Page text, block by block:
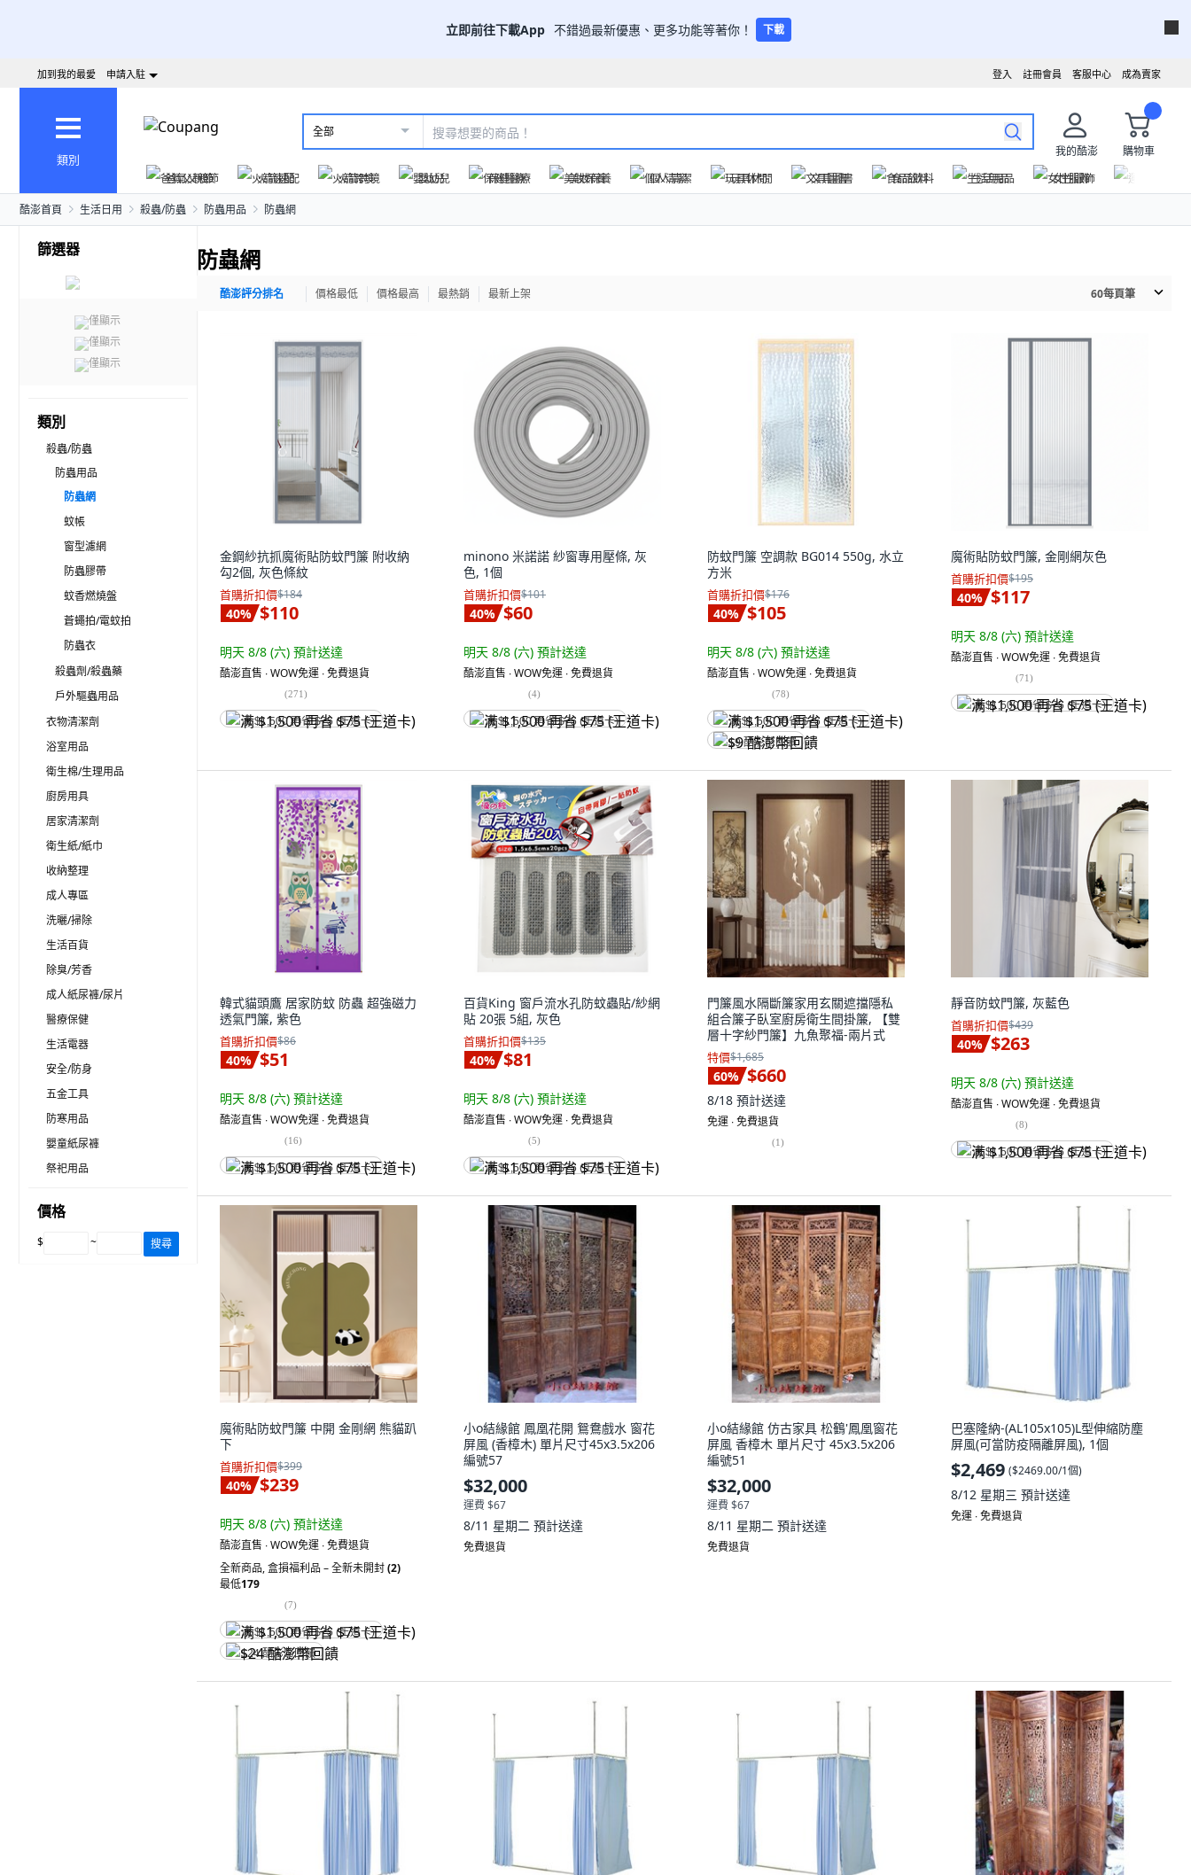
立即前往下載App 不錯過最新優惠、更多功能等著你！ 下載
成為賣家
客服中心
註冊會員
登入
加到我的最愛 申請入駐
類別
全部
我的酷澎
購物車
爸氣父親節
火箭速配 火箭跨境 嬰幼兒 保健醫療 美妝保養 個人清潔 玩具休閒 文具圖書 食品飲料 生活用品 女性服飾
酷澎首頁 生活日用 殺蟲/防蟲 防蟲用品 防蟲網
篩選器
僅顯示
僅顯示
僅顯示
類別
殺蟲/防蟲
防蟲用品
防蟲網
蚊帳
窗型濾網
防蟲膠帶
蚊香燃燒盤
蒼蠅拍/電蚊拍
防蟲衣
殺蟲劑/殺蟲藥
戶外驅蟲用品
衣物清潔劑
浴室用品
衛生棉/生理用品
廚房用具
居家清潔劑
衛生紙/紙巾
收納整理
成人專區
洗曬/掃除
生活百貨
除臭/芳香
成人紙尿褲/尿片
醫療保健
生活電器
安全/防身
五金工具
防寒用品
嬰童紙尿褲
祭祀用品
價格
$ ~ 搜尋
防蟲網
酷澎評分排名 價格最低 價格最高 最熱銷 最新上架 60每頁筆
金鋼紗抗抓魔術貼防蚊門簾 附收納
勾2個, 灰色條紋
首購折扣價$184
40% $110
明天 8/8 (六) 預計送達
酷澎直售 ∙ WOW免運 ∙ 免費退貨
(271)
满 $1,500 再省 $75 (王道卡)
minono 米諾諾 紗窗專用壓條, 灰
色, 1個
首購折扣價$101
40% $60
明天 8/8 (六) 預計送達
酷澎直售 ∙ WOW免運 ∙ 免費退貨
(4)
满 $1,500 再省 $75 (王道卡)
防蚊門簾 空調款 BG014 550g, 水立
方米
首購折扣價$176
40% $105
明天 8/8 (六) 預計送達
酷澎直售 ∙ WOW免運 ∙ 免費退貨
(78)
满 $1,500 再省 $75 (王道卡)
$9 酷澎幣回饋
魔術貼防蚊門簾, 金剛網灰色
首購折扣價$195
40% $117
明天 8/8 (六) 預計送達
酷澎直售 ∙ WOW免運 ∙ 免費退貨
(71)
满 $1,500 再省 $75 (王道卡)
韓式貓頭鷹 居家防蚊 防蟲 超強磁力
透氣門簾, 紫色
首購折扣價$86
40% $51
明天 8/8 (六) 預計送達
酷澎直售 ∙ WOW免運 ∙ 免費退貨
(16)
满 $1,500 再省 $75 (王道卡)
百貨King 窗戶流水孔防蚊蟲貼/紗網
貼 20張 5組, 灰色
首購折扣價$135
40% $81
明天 8/8 (六) 預計送達
酷澎直售 ∙ WOW免運 ∙ 免費退貨
(5)
满 $1,500 再省 $75 (王道卡)
門簾風水隔斷簾家用玄關遮擋隱私
組合簾子臥室廚房衛生間掛簾, 【雙
層十字紗門簾】九魚聚福-兩片式
特價$1,685
60% $660
8/18 預計送達
免運 ∙ 免費退貨
(1)
靜音防蚊門簾, 灰藍色
首購折扣價$439
40% $263
明天 8/8 (六) 預計送達
酷澎直售 ∙ WOW免運 ∙ 免費退貨
(8)
满 $1,500 再省 $75 (王道卡)
魔術貼防蚊門簾 中開 金剛網 熊貓趴
下
首購折扣價$399
40% $239
明天 8/8 (六) 預計送達
酷澎直售 ∙ WOW免運 ∙ 免費退貨
全新商品,盒損福利品 – 全新未開封(2)
最低179
(7)
满 $1,500 再省 $75 (王道卡)
$24 酷澎幣回饋
小o結緣館 鳳凰花開 鴛鴦戲水 窗花
屏風 (香樟木) 單片尺寸45x3.5x206
編號57
$32,000
運費 $67
8/11 星期二 預計送達
免費退貨
小o結緣館 仿古家具 松鶴'鳳凰窗花
屏風 香樟木 單片尺寸 45x3.5x206
編號51
$32,000
運費 $67
8/11 星期二 預計送達
免費退貨
巴塞隆納-(AL105x105)L型伸縮防塵
屏風(可當防疫隔離屏風), 1個
$2,469 ($2469.00/1個)
8/12 星期三 預計送達
免運 ∙ 免費退貨